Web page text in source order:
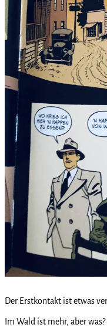
Der Erstkontakt ist etwas
Im Wald ist mehr, aber